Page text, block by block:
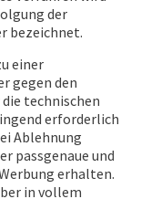
der
bezeichnet.
einer
gegen den
technischen
erforderlich
Ablehnung
passgenaue und
erhalten.
in vollem